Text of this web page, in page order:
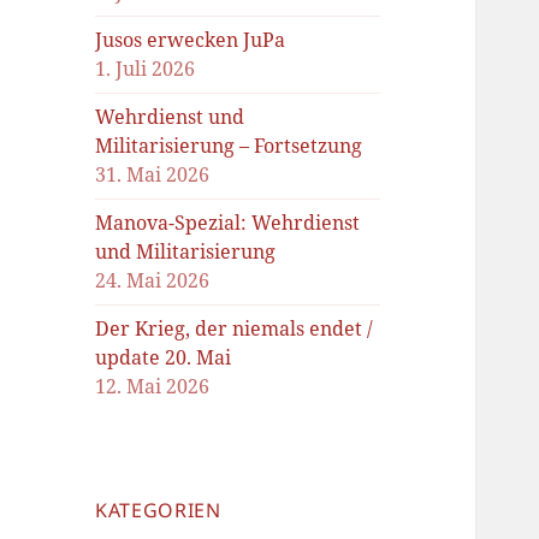
Jusos erwecken JuPa
1. Juli 2026
Wehrdienst und
Militarisierung – Fortsetzung
31. Mai 2026
Manova-Spezial: Wehrdienst
und Militarisierung
24. Mai 2026
Der Krieg, der niemals endet /
update 20. Mai
12. Mai 2026
KATEGORIEN